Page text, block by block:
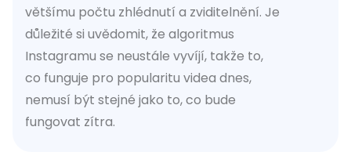
většímu počtu zhlédnutí a zviditelnění. Je
důležité si uvědomit, že algoritmus
Instagramu se neustále vyvíjí, takže to,
co funguje pro popularitu videa dnes,
nemusí být stejné jako to, co bude
fungovat zítra.